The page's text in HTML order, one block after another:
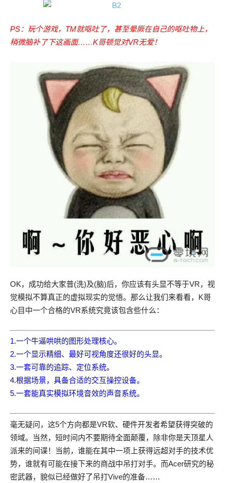
PS：玩个游戏，TM就呕吐了，甚至晕厥在自己的呕吐物上，
稍微脑补了下这画面……K哥顿觉对VR无爱！
OK，成功给大家普(洗)及(脑)后，你应该有头显不等于VR，视
觉模拟不算真正的虚拟现实的觉悟。那么让我们来看看，K哥
心目中一个合格的VR系统究竟该包含些什么：
1.一个牛逼哄哄的图形处理核心。
2.一个显示精细、最好可视角度还很好的头显。
3.一套可靠的追踪、定位系统。
4.根据场景，具备合适的交互操控设备。
5.一套能真实模拟环境音效的声音系统。
毫无疑问，这5个方向都是VR软、硬件开发者希望获得突破的
领域。当然，短时间内不要期待全面颠覆，除非你是天顶星人
派来的间谍！当前，谁能在其中一项上获得远超对手的技术优
势，谁就有可能在接下来的商战中吊打对手。而Acer研究的秘
密武器，貌似已经做好了吊打Vive的准备……